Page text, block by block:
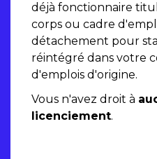
déjà fonctionnaire
corps ou cadre
détachement pour
réintégré dans votre
d'emplois d'origine.
Vous n'avez droit à
licenciement.